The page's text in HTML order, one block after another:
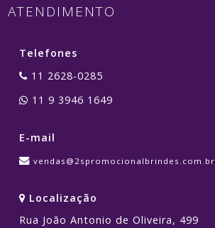
ATENDIMENTO
Telefones
11 2628-0285
11 9 3946 1649
E-mail
vendas@2spromocionalbrindes.com.br
Localização
Rua João Antonio de Oliveira, 499